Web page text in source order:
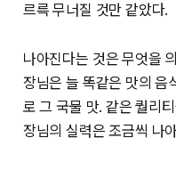
르륵 무너질 것만 같았다.
나아진다는 것은 무엇을
장님은 늘 똑같은 맛의 음
로 그 국물 맛. 같은 퀄리
장님의 실력은 조금씩 나